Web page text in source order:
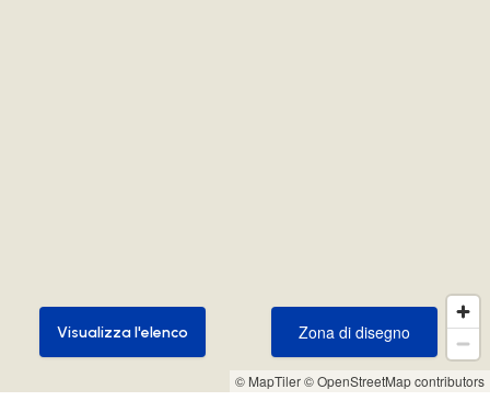
© MapTiler© OpenStreetMap contributors
Zona di disegno
Zona di disegno
Visualizza l'elenco
Visualizza l'elenco